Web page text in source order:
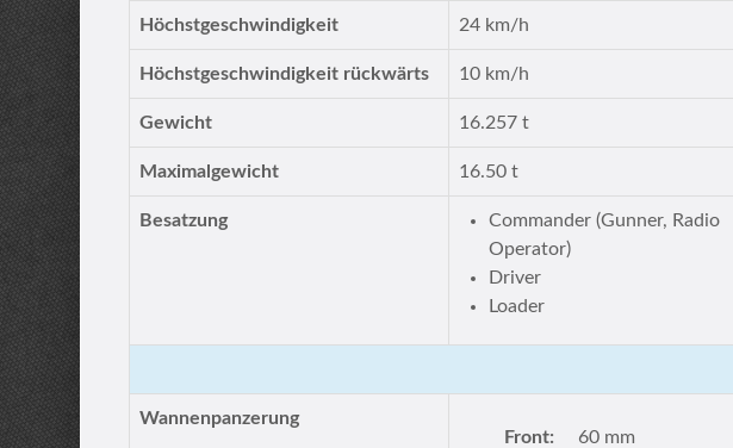
Höchstgeschwindigkeit 24 km/h
Höchstgeschwindigkeit rückwärts 10 km/h
Gewicht 16.257 t
Maximalgewicht 16.50 t
Besatzung
Commander (Gunner, Radio
Operator)
Driver
Loader
Wannenpanzerung
Front:
60 mm